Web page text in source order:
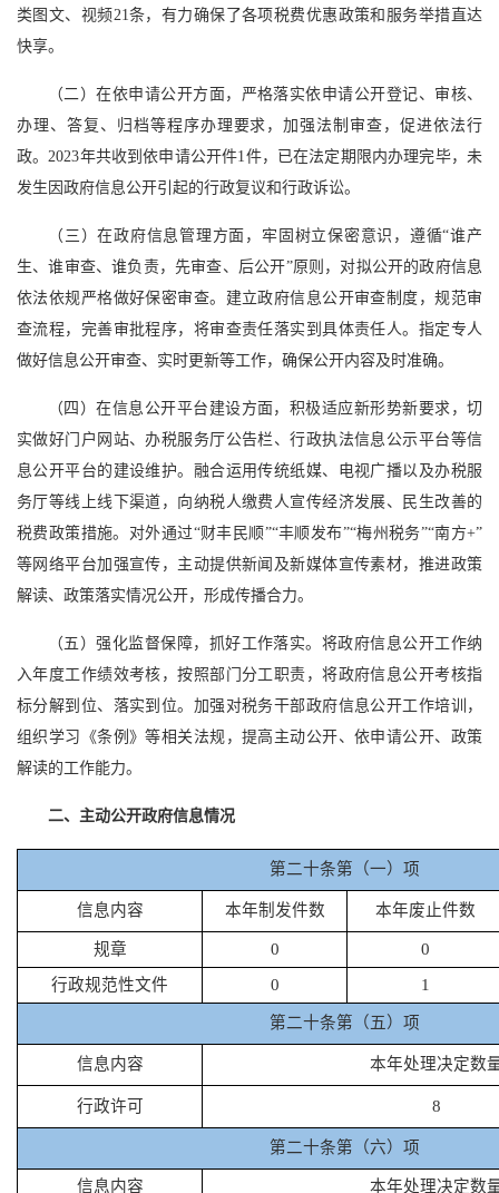
类图文、视频21条，有力确保了各项税费优惠政策和服务举措直达
快享。
（二）在依申请公开方面，严格落实依申请公开登记、审核、
办理、答复、归档等程序办理要求，加强法制审查，促进依法行
政。2023年共收到依申请公开件1件，已在法定期限内办理完毕，未
发生因政府信息公开引起的行政复议和行政诉讼。
（三）在政府信息管理方面，牢固树立保密意识，遵循“谁产
生、谁审查、谁负责，先审查、后公开”原则，对拟公开的政府信息
依法依规严格做好保密审查。建立政府信息公开审查制度，规范审
查流程，完善审批程序，将审查责任落实到具体责任人。指定专人
做好信息公开审查、实时更新等工作，确保公开内容及时准确。
（四）在信息公开平台建设方面，积极适应新形势新要求，切
实做好门户网站、办税服务厅公告栏、行政执法信息公示平台等信
息公开平台的建设维护。融合运用传统纸媒、电视广播以及办税服
务厅等线上线下渠道，向纳税人缴费人宣传经济发展、民生改善的
税费政策措施。对外通过“财丰民顺”“丰顺发布”“梅州税务”“南方+”
等网络平台加强宣传，主动提供新闻及新媒体宣传素材，推进政策
解读、政策落实情况公开，形成传播合力。
（五）强化监督保障，抓好工作落实。将政府信息公开工作纳
入年度工作绩效考核，按照部门分工职责，将政府信息公开考核指
标分解到位、落实到位。加强对税务干部政府信息公开工作培训，
组织学习《条例》等相关法规，提高主动公开、依申请公开、政策
解读的工作能力。
二、主动公开政府信息情况
第二十条第（一）项
信息内容 本年制发件数 本年废止件数
规章 0
0
行政规范性文件
0 1
第二十条第（五）项
信息内容 本年处理决定数
行政许可 8
第二十条第（六）项
信息内容 本年处理决定数